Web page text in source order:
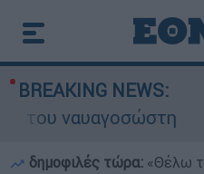
BREAKING NEWS:
ναυαγοσώστη
δημοφιλές τώρα: «Θέλω